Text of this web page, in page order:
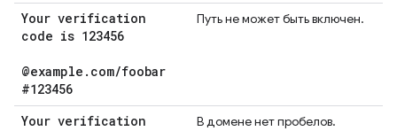
Your verification
code is 123456
@example . com/foobar
#123456
Путь не может быть включен.
Your verification
В домене нет пробелов.